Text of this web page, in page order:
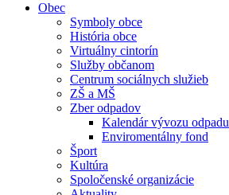
Obec
Symboly obce
História obce
Virtuálny cintorín
Služby občanom
Centrum sociálnych služieb
ZŠ a MŠ
Zber odpadov
Kalendár vývozu odpadu
Enviromentálny fond
Šport
Kultúra
Spoločenské organizácie